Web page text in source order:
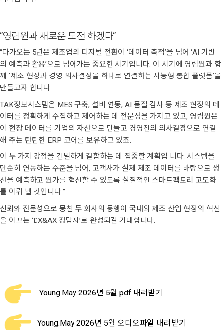
“영림원과 새로운 도전 하겠다“
“다가오는 5년은 제조업의 디지털 전환이 ‘데이터 축적’을 넘어 ‘AI 기반
의 예측과 활용’으로 넘어가는 중요한 시기입니다. 이 시기에 영림원과 함
께 ‘제조 현장과 경영 의사결정을 하나로 연결하는 지능형 통합 플랫폼’을
만들고자 합니다.
TAK정보시스템은 MES 구축, 설비 연동, AI 품질 검사 등 제조 현장의 데
이터를 정확하게 수집하고 제어하는 데 전문성을 가지고 있고, 영림원은
이 현장 데이터를 기업의 자산으로 만들고 경영진의 의사결정으로 연결
해 주는 탄탄한 ERP 코어를 보유하고 있죠.
이 두 가지 강점을 긴밀하게 결합하는 데 집중할 계획입 니다. 시스템을
단순히 연동하는 수준을 넘어, 고객사가 실제 제조 데이터를 바탕으로 생
산을 예측하고 원가를 혁신할 수 있도록 실질적인 스마트팩토리 고도화
를 이뤄 낼 것입니다.”
신뢰와 전문성으로 뭉친 두 회사의 동행이 국내외 제조 산업 현장의 혁신
을 이끄는 ‘DX&AX 정답지’로 완성되길 기대합니다.
Young.May 2026년 5월 pdf 내려받기
Young.May 2026년 5월 오디오파일 내려받기